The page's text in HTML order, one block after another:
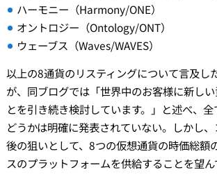
ハーモニー（Harmony/ONE）
オントロジー（Ontology/ONT）
ウェーブス（Waves/WAVES）
以上の8通貨のリスティングについて言及し
が、同ブログでは「世界中のお客様に新し
とを引き続き検討しています。」と述べ、
どうかは明確に発表されていない。しかし
後の狙いとして、8つの仮想通貨の時価総額
スのプラットフォームを供給することを望ん